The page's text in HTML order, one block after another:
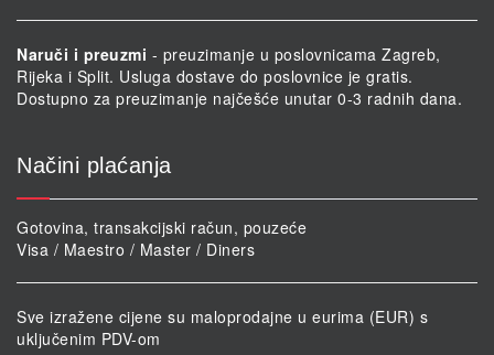
Naruči i preuzmi - preuzimanje u poslovnicama Zagreb,
Rijeka i Split. Usluga dostave do poslovnice je gratis.
Dostupno za preuzimanje najčešće unutar 0-3 radnih dana.
Načini plaćanja
Gotovina, transakcijski račun, pouzeće
Visa / Maestro / Master / Diners
Sve izražene cijene su maloprodajne u eurima (EUR) s
uključenim PDV-om